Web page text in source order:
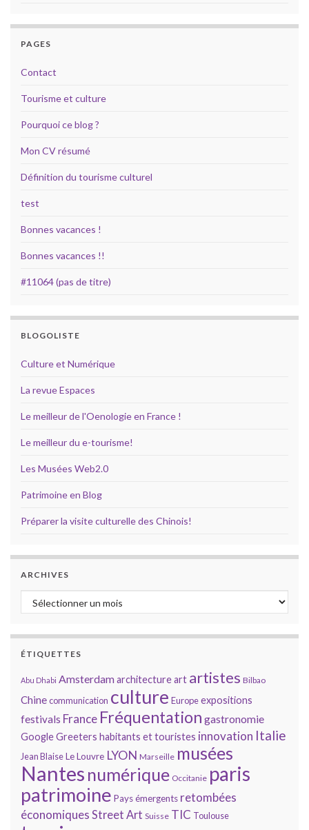
PAGES
Contact
Tourisme et culture
Pourquoi ce blog ?
Mon CV résumé
Définition du tourisme culturel
test
Bonnes vacances !
Bonnes vacances !!
#11064 (pas de titre)
BLOGOLISTE
Culture et Numérique
La revue Espaces
Le meilleur de l'Oenologie en France !
Le meilleur du e-tourisme!
Les Musées Web2.0
Patrimoine en Blog
Préparer la visite culturelle des Chinois!
ARCHIVES
Archives
ÉTIQUETTES
Abu Dhabi Amsterdamarchitectureart artistes Bilbao
Chinecommunication culture Europeexpositions
festivals France Fréquentation gastronomie
GoogleGreeters habitants et touristes innovation Italie
Jean BlaiseLe Louvre LYON Marseille musées
Nantes numérique Occitanie paris
patrimoine Pays émergents retombées
économiques Street Art Suisse TIC Toulouse